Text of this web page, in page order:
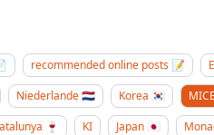
recommended online posts 📝
Niederlande 🇳🇱 Korea 🇰🇷
🍷 KI Japan 🇯🇵